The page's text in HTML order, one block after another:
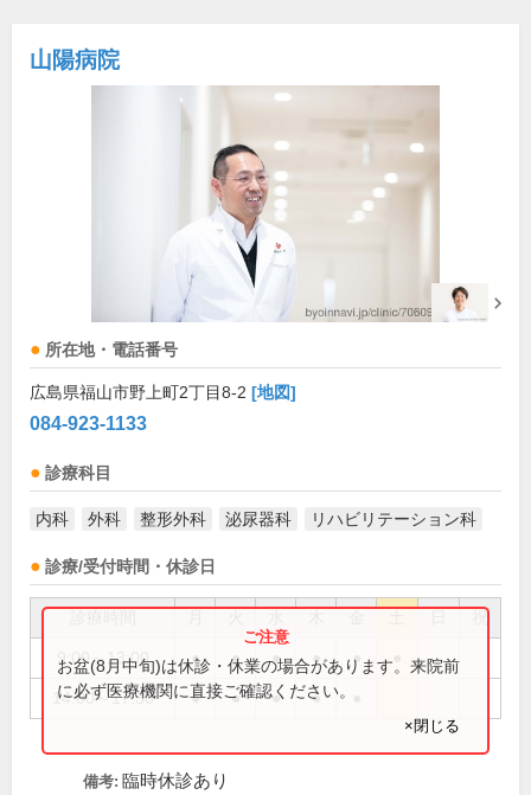
山陽病院
所在地・電話番号
広島県福山市野上町2丁目8-2 [地図]
084-923-1133
診療科目
内科 外科 整形外科 泌尿器科 リハビリテーション科
診療/受付時間・休診日
祝
9:00～13:00 ● ● ● ● ●
14:00～17:30 ● ● ● ●
お盆(8月中旬)は休診・休業の場合があります。来院前
に必ず医療機関に直接ご確認ください。
×閉じる
備考: 臨時休診あり